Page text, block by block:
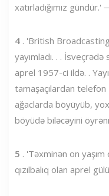
xatırladığımız gündür.'
4 . 'British
yayımladı. . .
aprel 1957-ci ildə. .
tamaşaçılardan
ağaclarda böyüyüb,
böyüdə biləcəyini
5 . 'Təxminən on
qızılbalıq olan aprel